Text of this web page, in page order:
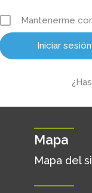
Mantenerme
Mapa
Mapa del